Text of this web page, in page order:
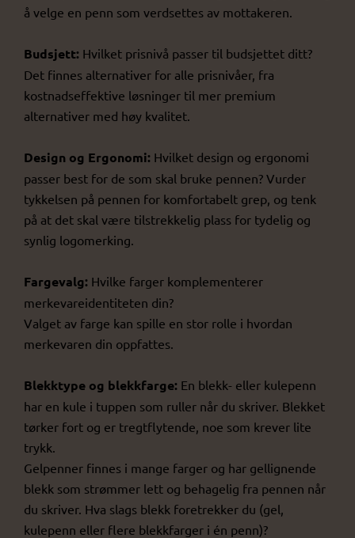
å velge en penn som verdsettes av mottakeren.
Budsjett: Hvilket prisnivå passer til budsjettet ditt?
Det finnes alternativer for alle prisnivåer, fra
kostnadseffektive løsninger til mer premium
alternativer med høy kvalitet.
Design og Ergonomi: Hvilket design og ergonomi
passer best for de som skal bruke pennen? Vurder
tykkelsen på pennen for komfortabelt grep, og tenk
på at det skal være tilstrekkelig plass for tydelig og
synlig logomerking.
Fargevalg: Hvilke farger komplementerer
merkevareidentiteten din?
Valget av farge kan spille en stor rolle i hvordan
merkevaren din oppfattes.
Blekktype og blekkfarge: En blekk- eller kulepenn
har en kule i tuppen som ruller når du skriver. Blekket
tørker fort og er tregtflytende, noe som krever lite
trykk.
Gelpenner finnes i mange farger og har gellignende
blekk som strømmer lett og behagelig fra pennen når
du skriver. Hva slags blekk foretrekker du (gel,
kulepenn eller flere blekkfarger i én penn)?